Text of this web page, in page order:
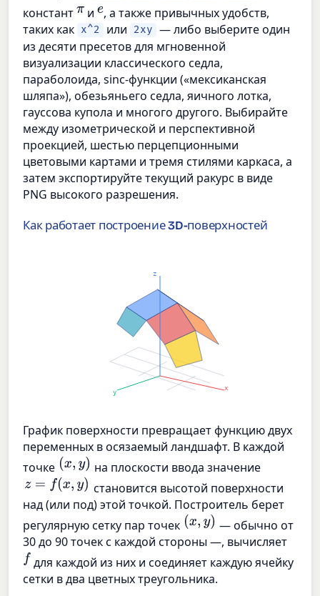
константπ иe, а также привычных удобств,
таких как x^2 или 2xy — либо выберите один
из десяти пресетов для мгновенной
визуализации классического седла,
параболоида, sinc-функции («мексиканская
шляпа»), обезьяньего седла, яичного лотка,
гауссова купола и многого другого. Выбирайте
между изометрической и перспективной
проекцией, шестью перцепционными
цветовыми картами и тремя стилями каркаса, а
затем экспортируйте текущий ракурс в виде
PNG высокого разрешения.
Как работает построение 3D-поверхностей
x
y
z
График поверхности превращает функцию двух
переменных в осязаемый ландшафт. В каждой
точке (x,y )
на плоскости ввода значение
z= f(x y)
становится высотой поверхности
над (или под) этой точкой. Построитель берет
регулярную сетку пар точек (x,y )
— обычно от
30 до 90 точек с каждой стороны —, вычисляет
f для каждой из них и соединяет каждую ячейку
сетки в два цветных треугольника.